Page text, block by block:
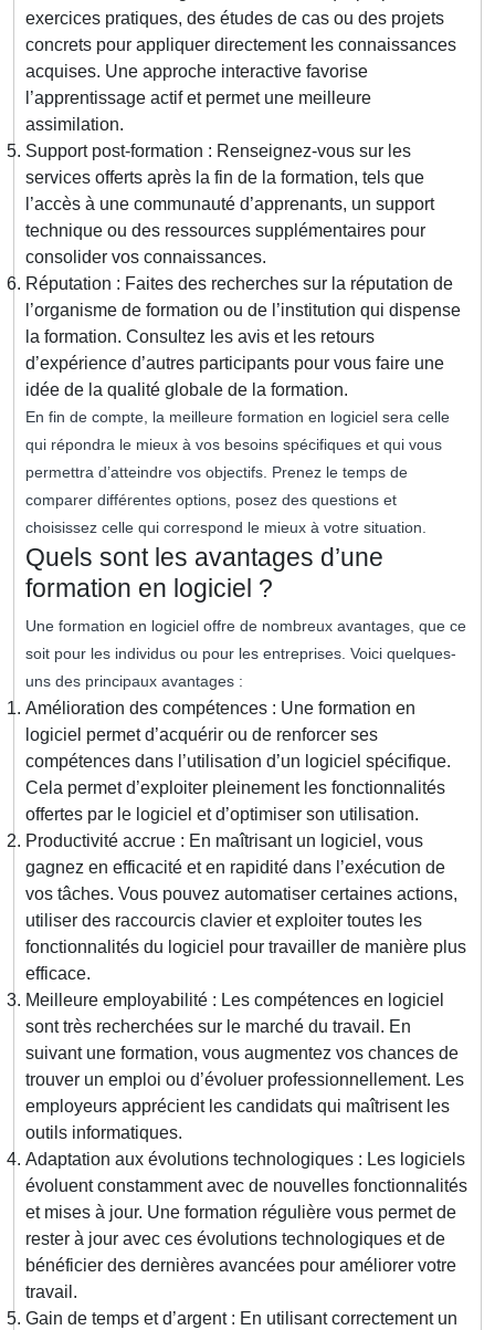
exercices pratiques, des études de cas ou des projets
concrets pour appliquer directement les connaissances
acquises. Une approche interactive favorise
l’apprentissage actif et permet une meilleure
assimilation.
Support post-formation : Renseignez-vous sur les
services offerts après la fin de la formation, tels que
l’accès à une communauté d’apprenants, un support
technique ou des ressources supplémentaires pour
consolider vos connaissances.
Réputation : Faites des recherches sur la réputation de
l’organisme de formation ou de l’institution qui dispense
la formation. Consultez les avis et les retours
d’expérience d’autres participants pour vous faire une
idée de la qualité globale de la formation.
En fin de compte, la meilleure formation en logiciel sera celle
qui répondra le mieux à vos besoins spécifiques et qui vous
permettra d’atteindre vos objectifs. Prenez le temps de
comparer différentes options, posez des questions et
choisissez celle qui correspond le mieux à votre situation.
Quels sont les avantages d’une
formation en logiciel ?
Une formation en logiciel offre de nombreux avantages, que ce
soit pour les individus ou pour les entreprises. Voici quelques-
uns des principaux avantages :
Amélioration des compétences : Une formation en
logiciel permet d’acquérir ou de renforcer ses
compétences dans l’utilisation d’un logiciel spécifique.
Cela permet d’exploiter pleinement les fonctionnalités
offertes par le logiciel et d’optimiser son utilisation.
Productivité accrue : En maîtrisant un logiciel, vous
gagnez en efficacité et en rapidité dans l’exécution de
vos tâches. Vous pouvez automatiser certaines actions,
utiliser des raccourcis clavier et exploiter toutes les
fonctionnalités du logiciel pour travailler de manière plus
efficace.
Meilleure employabilité : Les compétences en logiciel
sont très recherchées sur le marché du travail. En
suivant une formation, vous augmentez vos chances de
trouver un emploi ou d’évoluer professionnellement. Les
employeurs apprécient les candidats qui maîtrisent les
outils informatiques.
Adaptation aux évolutions technologiques : Les logiciels
évoluent constamment avec de nouvelles fonctionnalités
et mises à jour. Une formation régulière vous permet de
rester à jour avec ces évolutions technologiques et de
bénéficier des dernières avancées pour améliorer votre
travail.
Gain de temps et d’argent : En utilisant correctement un